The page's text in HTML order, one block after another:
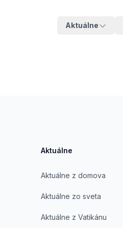
Aktuálne
Aktuálne
Aktuálne z domova
Aktuálne zo sveta
Aktuálne z Vatikánu